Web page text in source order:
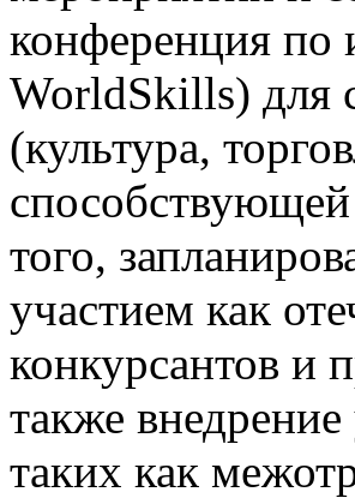
конференция по
WorldSkills) для
(культура,
того,
участием как
конкурсантов и
также
таких как